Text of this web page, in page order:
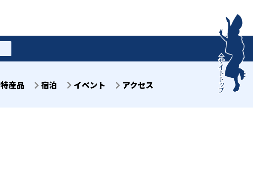
特産品 宿泊 イベント アクセス